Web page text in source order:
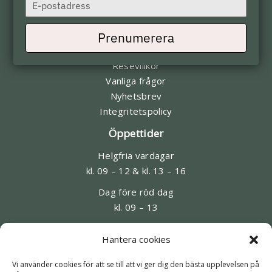
Hantera cookies
Vi använder cookies för att se till att vi ger dig den bästa upplevelsen på
Direktlänkar
Min bokning
Betala resan
Resevillkor
Vanliga frågor
Nyhetsbrev
Integritetspolicy
Öppettider
Helgfria vardagar
kl. 09 – 12 & kl. 13 – 16
Dag före röd dag
kl. 09 – 13
your
email
Prenumerera